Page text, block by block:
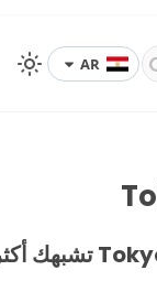
AR